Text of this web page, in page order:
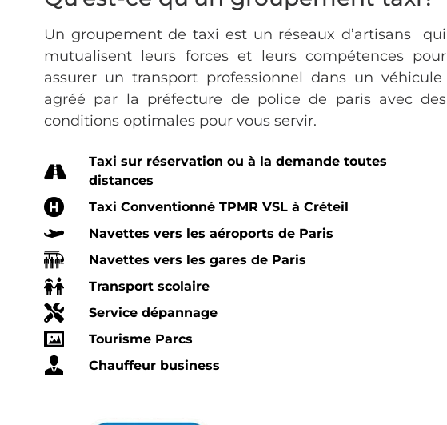
Un groupement de taxi est un réseaux d’artisans qui
mutualisent leurs forces et leurs compétences pour
assurer un transport professionnel dans un véhicule
agréé par la préfecture de police de paris avec des
conditions optimales pour vous servir.
Taxi sur réservation ou à la demande toutes
distances
Taxi Conventionné TPMR VSL à Créteil
Navettes vers les aéroports de Paris
Navettes vers les gares de Paris
Transport scolaire
Service dépannage
Tourisme Parcs
Chauffeur business